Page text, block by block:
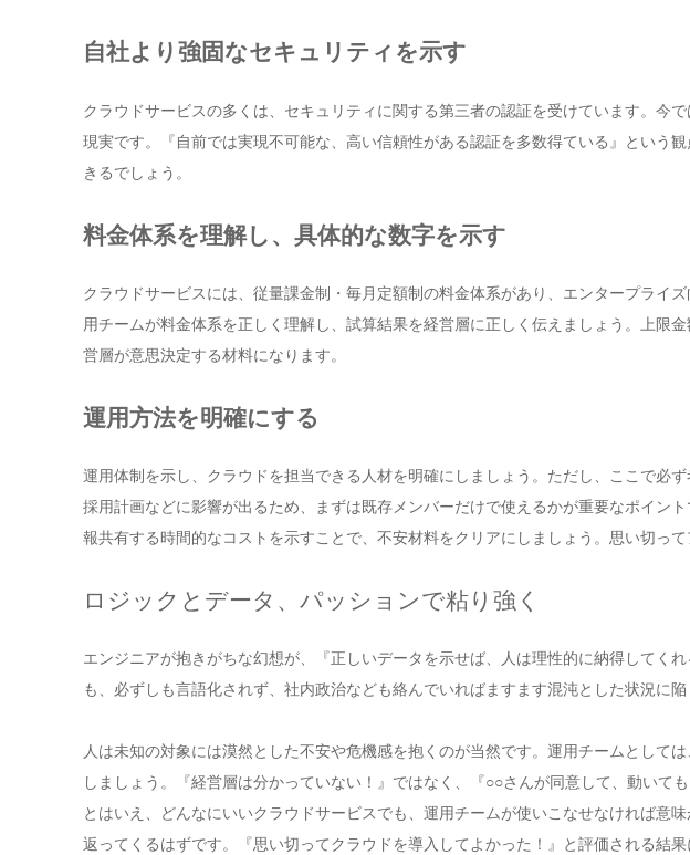
自社より強固なセキュリティを示す
クラウドサービスの多くは、セキュリティに関する第三者の認証を受けています。今
現実です。『自前では実現不可能な、高い信頼性がある認証を多数得ている』という
きるでしょう。
料金体系を理解し、具体的な数字を示す
クラウドサービスには、従量課金制・毎月定額制の料金体系があり、エンタープライ
用チームが料金体系を正しく理解し、試算結果を経営層に正しく伝えましょう。上限
営層が意思決定する材料になります。
運用方法を明確にする
運用体制を示し、クラウドを担当できる人材を明確にしましょう。ただし、ここで必
採用計画などに影響が出るため、まずは既存メンバーだけで使えるかが重要なポイン
報共有する時間的なコストを示すことで、不安材料をクリアにしましょう。思い切っ
ロジックとデータ、パッションで粘り強く
エンジニアが抱きがちな幻想が、『正しいデータを示せば、人は理性的に納得してく
も、必ずしも言語化されず、社内政治なども絡んでいればますます混沌とした状況に陥
人は未知の対象には漠然とした不安や危機感を抱くのが当然です。運用チームとして
しましょう。『経営層は分かっていない！』ではなく、『○○さんが同意して、動いて
とはいえ、どんなにいいクラウドサービスでも、運用チームが使いこなせなければ意
返ってくるはずです。『思い切ってクラウドを導入してよかった！』と評価される結